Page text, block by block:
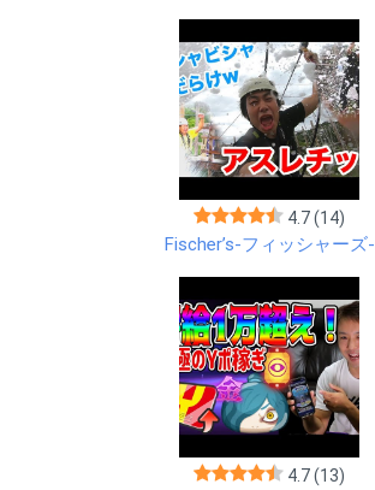
4.7(14)
Fischer’s-フィッシャーズ-
4.7(13)